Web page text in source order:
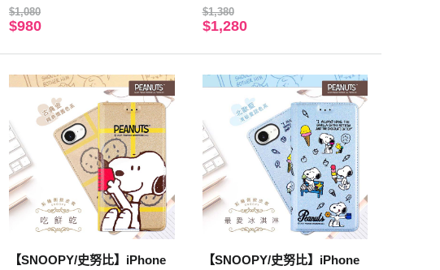
$1,080
$980
梯
$1,380
$1,280
【SNOOPY/史努比】iPhone
【SNOOPY/史努比】iPhone